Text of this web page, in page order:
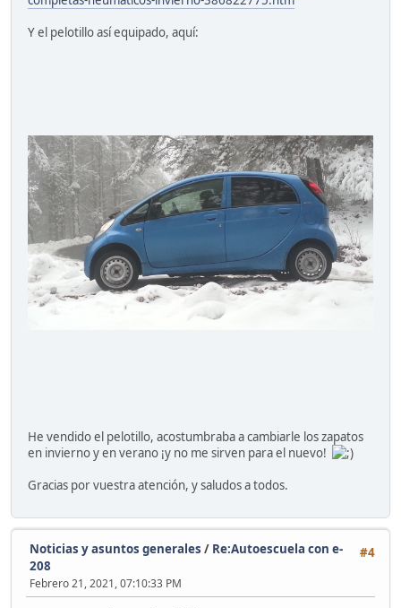
Y el pelotillo así equipado, aquí:
He vendido el pelotillo, acostumbraba a cambiarle los zapatos
en invierno y en verano ¡y no me sirven para el nuevo!
Gracias por vuestra atención, y saludos a todos.
#4
Noticias y asuntos generales / Re:Autoescuela con e-
208
Febrero 21, 2021, 07:10:33 PM